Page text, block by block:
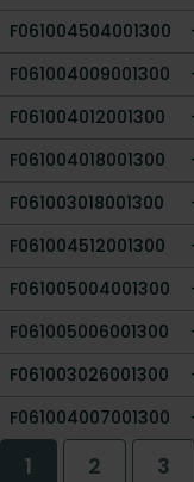
F061004504001300
F061004009001300
F061004012001300
F061004018001300
F061003018001300
F061004512001300
F061005004001300
F061005006001300
F061003026001300
F061004007001300
1 2 3